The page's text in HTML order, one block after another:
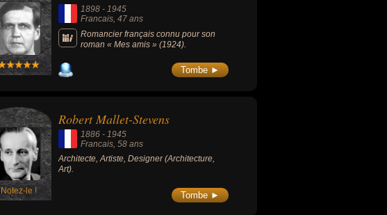
1898 -1945
Francais, 47 ans
Romancier français connu pour son
roman « Mes amis » (1924).
Tombe ►
Notez-le !
Robert Mallet-Stevens
1886 -1945
Francais, 58 ans
Architecte, Artiste, Designer (Architecture,
Art).
Tombe ►